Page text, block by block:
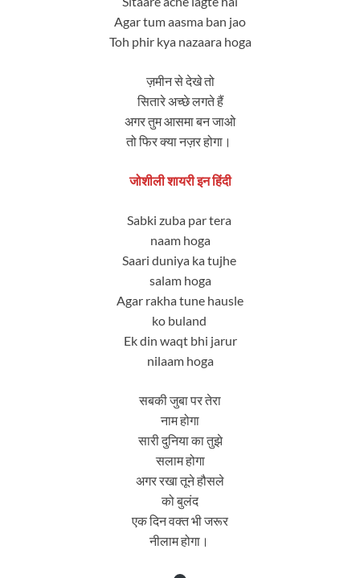
Agar tum aasma ban jao
Toh phir kya nazaara hoga
ज़मीन से देखे तो
सितारे अच्छे लगते हैं
अगर तुम आसमा बन जाओ
तो फिर क्या नज़र होगा।
जोशीली शायरी इन हिंदी
Sabki zuba par tera
naam hoga
Saari duniya ka tujhe
salam hoga
Agar rakha tune hausle
ko buland
Ek din waqt bhi jarur
nilaam hoga
सबकी जुबा पर तेरा
नाम होगा
सारी दुनिया का तुझे
सलाम होगा
अगर रखा तूने हौसले
को बुलंद
एक दिन वक्त भी जरूर
नीलाम होगा।